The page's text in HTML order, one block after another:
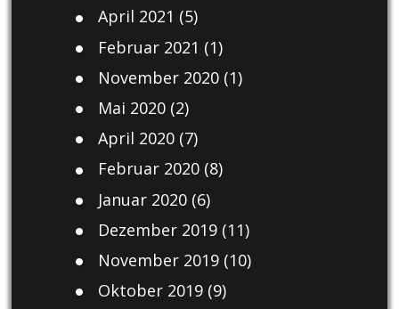
April 2021 (5)
Februar 2021 (1)
November 2020(1)
Mai 2020(2)
April 2020(7)
Februar 2020(8)
Januar 2020(6)
Dezember 2019(11)
November 2019(10)
Oktober 2019(9)